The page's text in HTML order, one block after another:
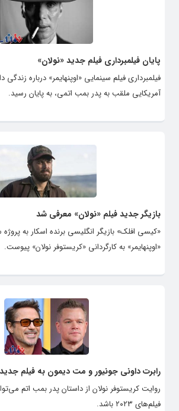
پایان فیلمبرداری فیلم جدید «نولان»
فیلمبرداری فیلم سینمایی «اوپنهایمر» درباره زندگی
آمریکایی ملقب به پدر بمب اتمی، به پایان رسید.
بازیگر جدید فیلم «نولان» معرفی شد
«کیسی افلک» بازیگر انگلیسی برنده اسکار به
«اوپنهایمر» به کارگردانی «کریستوفر نولان» پیوست.
رابرت داونی جونیور و مت دیمون به فیلم
روایت کریستوفر نولان از داستان پدر بمب اتم
فیلم‌های ۲۰۲۳ باشد.